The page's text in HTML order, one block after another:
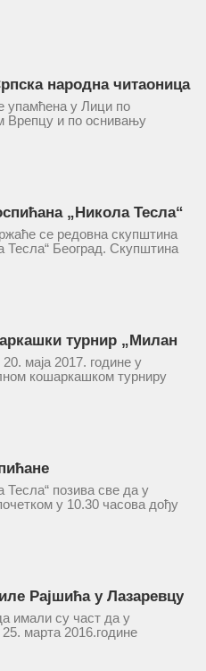
народна читаоница
упамћена у Лици по
Врепцу и по оснивању
и књижница у
културним и духовним
„Никола Тесла“
се редовна скупштина
Београд. Скупштина
„Тесла“, Савски трг бр.
је предложен...
турнир „Милан
20. маја 2017.
маја 2017. године у
кошаркашком турниру
и прошле године,
Осика, Плашког, као и
из...
позива све да у
у 10.30 часова дођу
Борчи (Улица Вука Караџића
за...
Рајшића у Лазаревцу
имали су част да у
марта 2016.године